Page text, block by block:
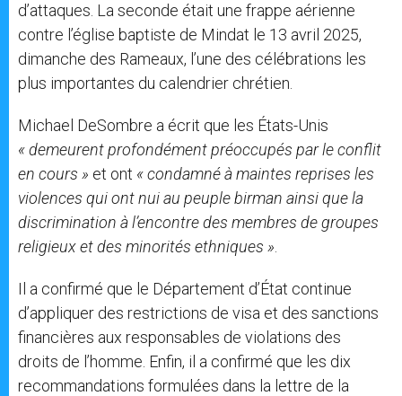
d’attaques. La seconde était une frappe aérienne
contre l’église baptiste de Mindat le 13 avril 2025,
dimanche des Rameaux, l’une des célébrations les
plus importantes du calendrier chrétien.
Michael DeSombre a écrit que les États-Unis
« demeurent profondément préoccupés par le conflit
en cours » et ont « condamné à maintes reprises les
violences qui ont nui au peuple birman ainsi que la
discrimination à l’encontre des membres de groupes
religieux et des minorités ethniques »
Il a confirmé que le Département d’État continue
d’appliquer des restrictions de visa et des sanctions
financières aux responsables de violations des
droits de l’homme. Enfin, il a confirmé que les dix
recommandations formulées dans la lettre de la